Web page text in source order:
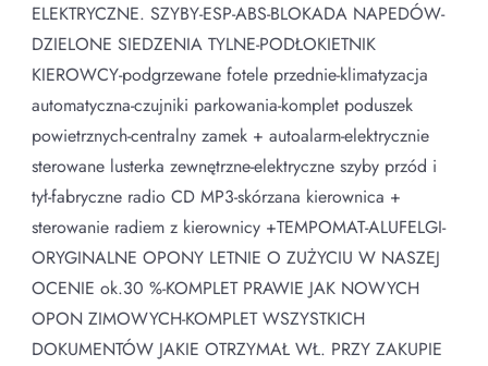
ELEKTRYCZNE. SZYBY-ESP-ABS-BLOKADA NAPEDÓW-
DZIELONE SIEDZENIA TYLNE-PODŁOKIETNIK
KIEROWCY-podgrzewane fotele przednie-klimatyzacja
automatyczna-czujniki parkowania-komplet poduszek
powietrznych-centralny zamek + autoalarm-elektrycznie
sterowane lusterka zewnętrzne-elektryczne szyby przód i
tył-fabryczne radio CD MP3-skórzana kierownica +
sterowanie radiem z kierownicy +TEMPOMAT-ALUFELGI-
ORYGINALNE OPONY LETNIE O ZUŻYCIU W NASZEJ
OCENIE ok.30 %-KOMPLET PRAWIE JAK NOWYCH
OPON ZIMOWYCH-KOMPLET WSZYSTKICH
DOKUMENTÓW JAKIE OTRZYMAŁ WŁ. PRZY ZAKUPIE